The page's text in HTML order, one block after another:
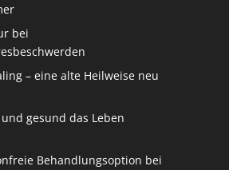
bei
– eine alte Heilweise neu
gesund das Leben
Behandlungsoption bei